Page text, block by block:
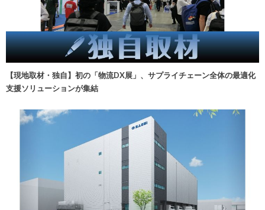
【現地取材・独自】初の「物流DX展」、サプライチェーン全体の最適化
支援ソリューションが集結